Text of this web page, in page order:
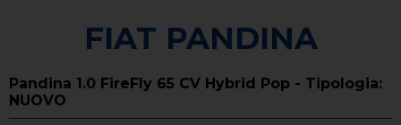
FIAT PANDINA
Pandina 1.0 FireFly 65 CV Hybrid Pop - Tipologia:
NUOVO